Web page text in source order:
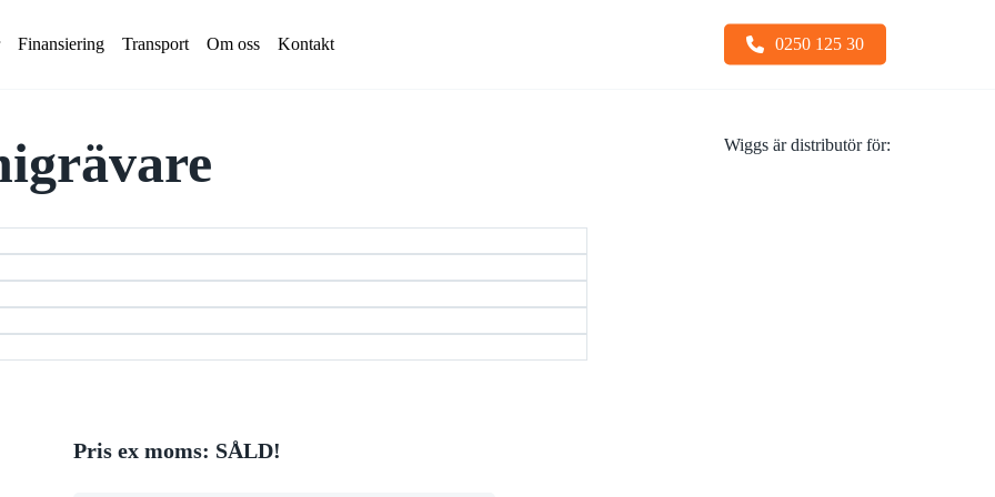
Kranarmar
Lastramper
Rotortilt
Tiltfäste
Undervagnsdelar
Tjälkrokar
Finansiering Transport Om oss Kontakt 0250 125 30
Pris ex moms: SÅLD!
Wiggs är distributör för: